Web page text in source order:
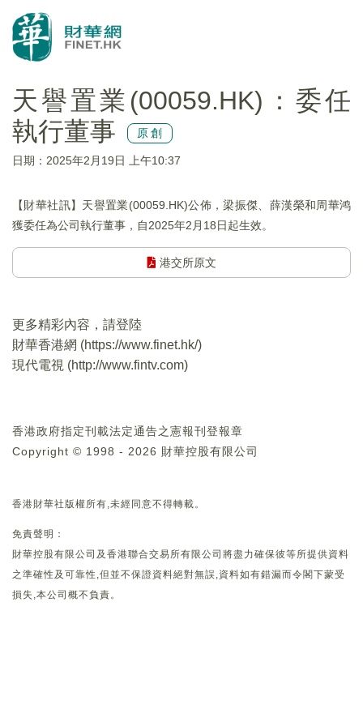
天譽置業(00059.HK)：委任
執行董事
原創
日期：2025年2月19日 上午10:37
【財華社訊】天譽置業(00059.HK)公佈，梁振傑、薛漢榮和周華鸿
獲委任為公司執行董事，自2025年2月18日起生效。
港交所原文
更多精彩內容，請登陸
財華香港網 (https://www.finet.hk/)
現代電視 (http://www.fintv.com)
香港政府指定刊載法定通告之憲報刊登報章
Copyright © 1998 - 2026 財華控股有限公司
香港財華社版權所有,未經同意不得轉載。
免責聲明：
財華控股有限公司及香港聯合交易所有限公司將盡力確保彼等所提供資料
之準確性及可靠性,但並不保證資料絕對無誤,資料如有錯漏而令閣下蒙受
損失,本公司概不負責。